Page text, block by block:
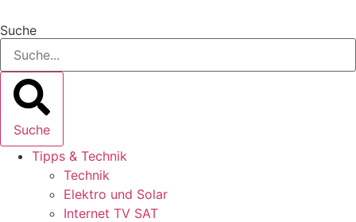
Inhalt
springen
Suche
Suche
Tipps & Technik
Technik
Elektro und Solar
Internet TV SAT